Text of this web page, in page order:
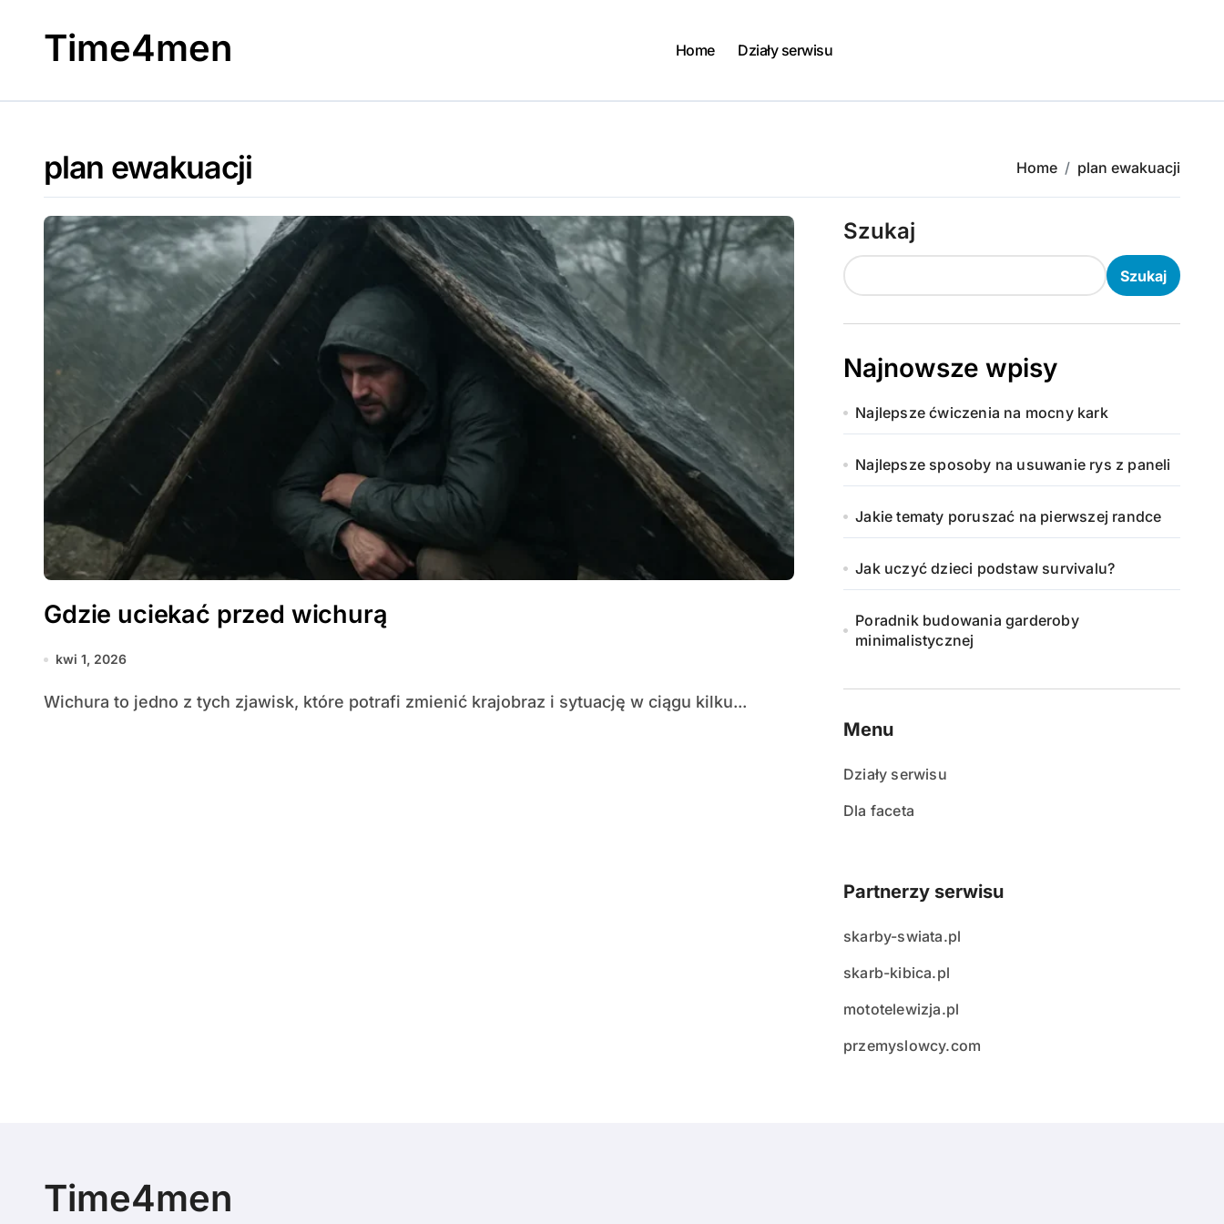
Time4men Home Działy serwisu
plan ewakuacji Home plan ewakuacji
Gdzie uciekać przed wichurą
kwi 1, 2026
Wichura to jedno z tych zjawisk, które potrafi zmienić krajobraz i sytuację w ciągu kilku...
Szukaj
Szukaj
Najnowsze wpisy
Najlepsze ćwiczenia na mocny kark
Najlepsze sposoby na usuwanie rys z paneli
Jakie tematy poruszać na pierwszej randce
Jak uczyć dzieci podstaw survivalu?
Poradnik budowania garderoby
minimalistycznej
Menu
Działy serwisu
Dla faceta
Partnerzy serwisu
skarby-swiata.pl
skarb-kibica.pl
mototelewizja.pl
przemyslowcy.com
Time4men